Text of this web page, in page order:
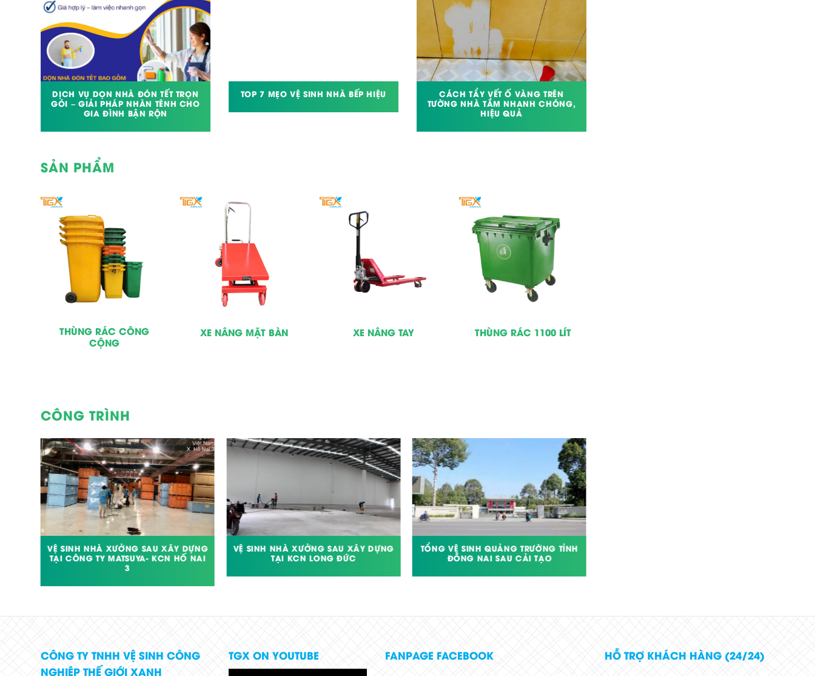
DỊCH VỤ DỌN NHÀ ĐÓN TẾT TRỌN
GÓI – GIẢI PHÁP NHÀN TÊNH CHO
GIA ĐÌNH BẬN RỘN
TOP 7 MẸO VỆ SINH NHÀ BẾP HIỆU
CÁCH TẨY VẾT Ố VÀNG TRÊN
TƯỜNG NHÀ TẮM NHANH CHÓNG,
HIỆU QUẢ
SẢN PHẨM
THÙNG RÁC CÔNG
CỘNG
XE NÂNG MẶT BÀN XE NÂNG TAY THÙNG RÁC 1100 LÍT
CÔNG TRÌNH
VỆ SINH NHÀ XƯỞNG SAU XÂY DỰNG
TẠI CÔNG TY MATSUYA- KCN HỐ NAI
3
VỆ SINH NHÀ XƯỞNG SAU XÂY DỰNG
TẠI KCN LONG ĐỨC
TỔNG VỆ SINH QUẢNG TRƯỜNG TỈNH
ĐỒNG NAI SAU CẢI TẠO
CÔNG TY TNHH VỆ SINH CÔNG
NGHIỆP THẾ GIỚI XANH
TGX ON YOUTUBE FANPAGE FACEBOOK HỖ TRỢ KHÁCH HÀNG (24/24)